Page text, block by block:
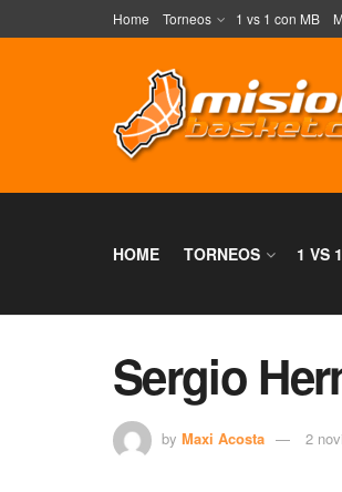
Home Torneos 1 vs 1 con MB
HOME TORNEOS 1 VS
Sergio
by Maxi Acosta 2